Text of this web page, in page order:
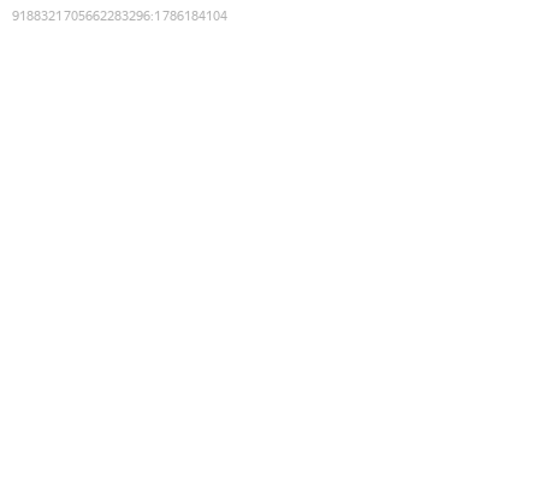
9188321705662283296:1786184104